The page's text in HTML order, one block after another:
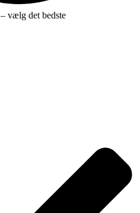
– vælg det bedste